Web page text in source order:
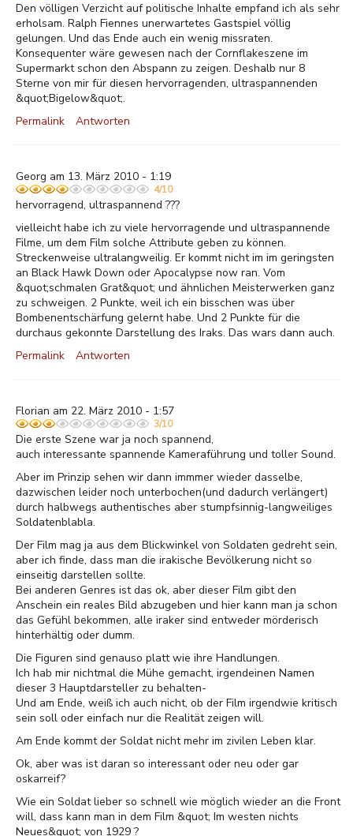
Den völligen Verzicht auf politische Inhalte empfand ich als sehr
erholsam. Ralph Fiennes unerwartetes Gastspiel völlig
gelungen. Und das Ende auch ein wenig missraten.
Konsequenter wäre gewesen nach der Cornflakeszene im
Supermarkt schon den Abspann zu zeigen. Deshalb nur 8
Sterne von mir für diesen hervorragenden, ultraspannenden
&quot;Bigelow&quot;.
Permalink
Antworten
Georg am 13. März 2010 - 1:19
4/10
hervorragend, ultraspannend ???
vielleicht habe ich zu viele hervorragende und ultraspannende
Filme, um dem Film solche Attribute geben zu können.
Streckenweise ultralangweilig. Er kommt nicht im im geringsten
an Black Hawk Down oder Apocalypse now ran. Vom
&quot;schmalen Grat&quot; und ähnlichen Meisterwerken ganz
zu schweigen. 2 Punkte, weil ich ein bisschen was über
Bombenentschärfung gelernt habe. Und 2 Punkte für die
durchaus gekonnte Darstellung des Iraks. Das wars dann auch.
Permalink
Antworten
Florian am 22. März 2010 - 1:57
3/10
Die erste Szene war ja noch spannend,
auch interessante spannende Kameraführung und toller Sound.
Aber im Prinzip sehen wir dann immmer wieder dasselbe,
dazwischen leider noch unterbochen(und dadurch verlängert)
durch halbwegs authentisches aber stumpfsinnig-langweiliges
Soldatenblabla.
Der Film mag ja aus dem Blickwinkel von Soldaten gedreht sein,
aber ich finde, dass man die irakische Bevölkerung nicht so
einseitig darstellen sollte.
Bei anderen Genres ist das ok, aber dieser Film gibt den
Anschein ein reales Bild abzugeben und hier kann man ja schon
das Gefühl bekommen, alle iraker sind entweder mörderisch
hinterhältig oder dumm.
Die Figuren sind genauso platt wie ihre Handlungen.
Ich hab mir nichtmal die Mühe gemacht, irgendeinen Namen
dieser 3 Hauptdarsteller zu behalten-
Und am Ende, weiß ich auch nicht, ob der Film irgendwie kritisch
sein soll oder einfach nur die Realität zeigen will.
Am Ende kommt der Soldat nicht mehr im zivilen Leben klar.
Ok, aber was ist daran so interessant oder neu oder gar
oskarreif?
Wie ein Soldat lieber so schnell wie möglich wieder an die Front
will, dass kann man in dem Film &quot; Im westen nichts
Neues&quot; von 1929 ?